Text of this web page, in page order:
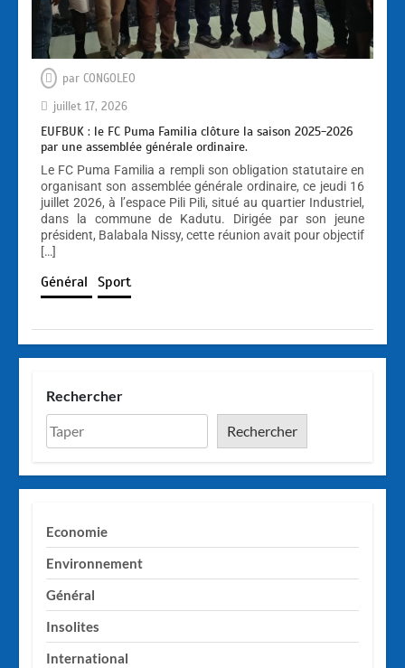
par CONGOLEO
juillet 17, 2026
EUFBUK : le FC Puma Familia clôture la saison 2025-2026
par une assemblée générale ordinaire.
Le FC Puma Familia a rempli son obligation statutaire en
organisant son assemblée générale ordinaire, ce jeudi 16
juillet 2026, à l’espace Pili Pili, situé au quartier Industriel,
dans la commune de Kadutu. Dirigée par son jeune
président, Balabala Nissy, cette réunion avait pour objectif
[…]
Général Sport
Rechercher
Rechercher
Economie
Environnement
Général
Insolites
International